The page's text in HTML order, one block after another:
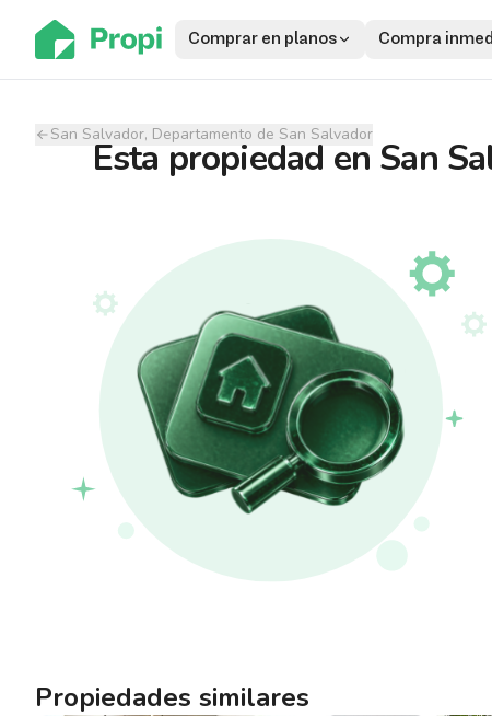
Comprar en planos Compra
San Salvador, Departamento de San Salvador
Esta propiedad en San
Propiedades similares